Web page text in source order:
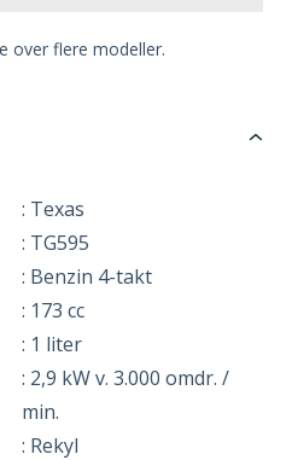
over flere modeller.
: Texas
: TG595
: Benzin 4-takt
: 173 cc
: 1 liter
: 2,9 kW v. 3.000 omdr. /
min.
: Rekyl